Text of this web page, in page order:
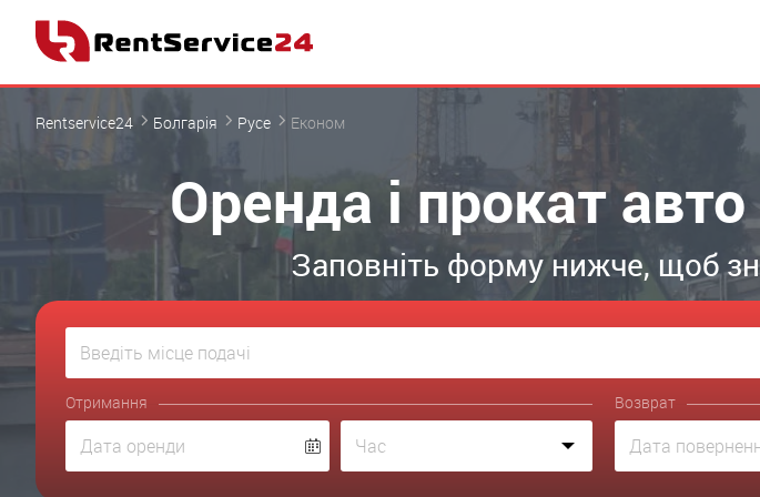
Rentservice24 Болгарія Русе Економ
Оренда і прокат
Заповніть форму нижче, щоб
Отримання Возврат